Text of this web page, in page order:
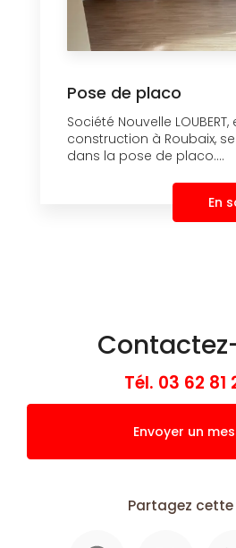
Pose de placo
Société Nouvelle
construction à Roubaix,
dans la pose de placo....
En
Tél. 03 62 81
Envoyer un
Partagez